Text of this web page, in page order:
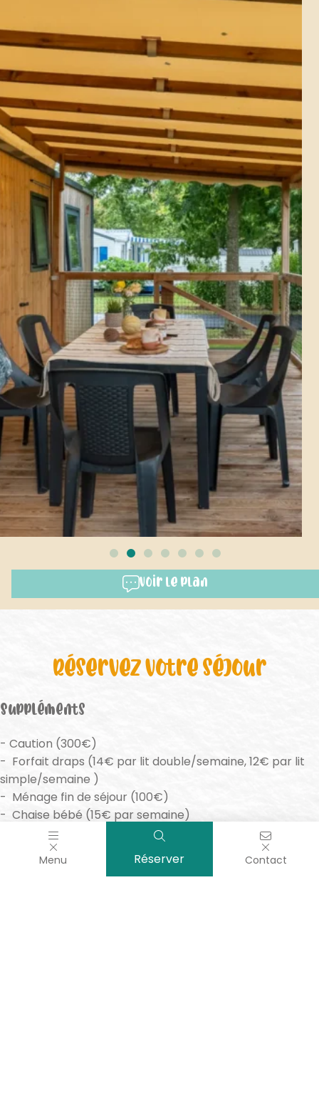
Voir le plan
Réservez votre séjour
Suppléments
Caution (300€)
Forfait draps (14€ par lit double/semaine, 12€ par lit
simple/semaine )
Ménage fin de séjour (100€)
Chaise bébé (15€ par semaine)
Lit bébé (15€ par semaine)
0,55€/jour/personne (participation aux ordures
ménagères)
Menu Réserver Contact